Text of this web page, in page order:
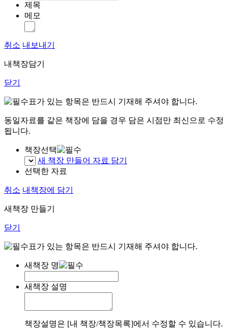
제목
메모
취소 내보내기
내책장담기
닫기
표가 있는 항목은 반드시 기재해 주셔야 합니다.
동일자료를 같은 책장에 담을 경우 담은 시점만 최신으로 수정
됩니다.
책장선택
새 책장 만들어 자료 담기
선택한 자료
취소 내책장에 담기
새책장 만들기
닫기
표가 있는 항목은 반드시 기재해 주셔야 합니다.
새책장 명
새책장 설명
책장설명은 [내 책장/책장목록]에서 수정할 수 있습니다.